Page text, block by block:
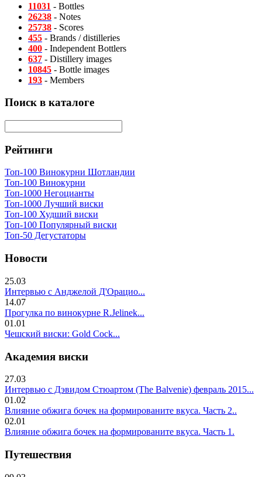
11031 - Bottles
26238 - Notes
25738 - Scores
455 - Brands / distilleries
400 - Independent Bottlers
637 - Distillery images
10845 - Bottle images
193 - Members
Поиск в каталоге
Рейтинги
Топ-100 Винокурни Шотландии
Топ-100 Винокурни
Топ-1000 Негоцианты
Топ-1000 Лучший виски
Топ-100 Худший виски
Топ-100 Популярный виски
Топ-50 Дегустаторы
Новости
25.03
Интервью с Анджелой Д'Орацио...
14.07
Прогулка по винокурне R.Jelinek...
01.01
Чешский виски: Gold Cock...
Академия виски
27.03
Интервью с Дэвидом Стюартом (The Balvenie) февраль 2015...
01.02
Влияние обжига бочек на формированите вкуса. Часть 2..
02.01
Влияние обжига бочек на формированите вкуса. Часть 1.
Путешествия